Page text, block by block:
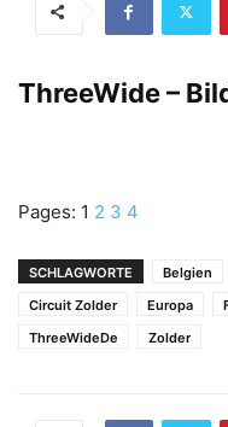
ThreeWide –
Pages: 1 2 3 4
SCHLAGWORTE Belgien
Circuit Zolder
Europa
ThreeWideDe
Zolder